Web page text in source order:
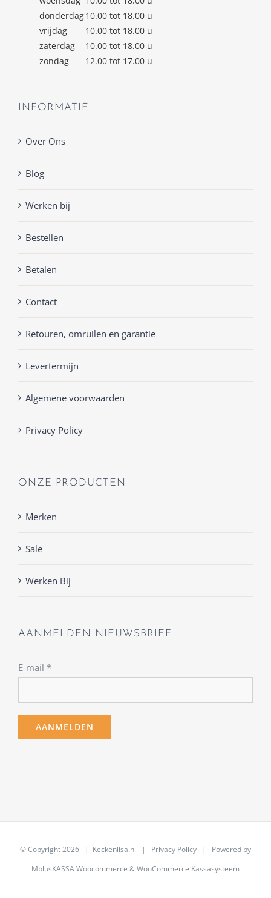
donderdag10.00 tot 18.00 u
vrijdag
10.00 tot 18.00 u
zaterdag
10.00 tot 18.00 u
zondag
12.00 tot 17.00 u
INFORMATIE
Over Ons
Blog
Werken bij
Bestellen
Betalen
Contact
Retouren, omruilen en garantie
Levertermijn
Algemene voorwaarden
Privacy Policy
ONZE PRODUCTEN
Merken
Sale
Werken Bij
AANMELDEN NIEUWSBRIEF
E-mail *
© Copyright2026 | Keckenlisa.nl | Privacy Policy | Powered by
MplusKASSA Woocommerce &WooCommerce Kassasysteem